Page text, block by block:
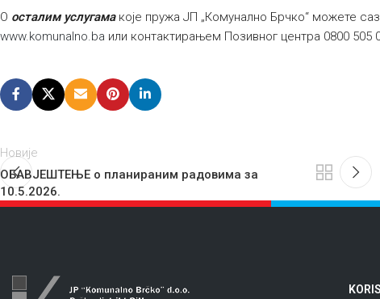
О осталим услугамакоје пружа ЈП „Комунално Брчко“ можете
www.komunalno.ba или контактирањем Позивног центра 0800 505
Новије
ОБАВЈЕШТЕЊЕ о планираним радовима за
10.5.2026.